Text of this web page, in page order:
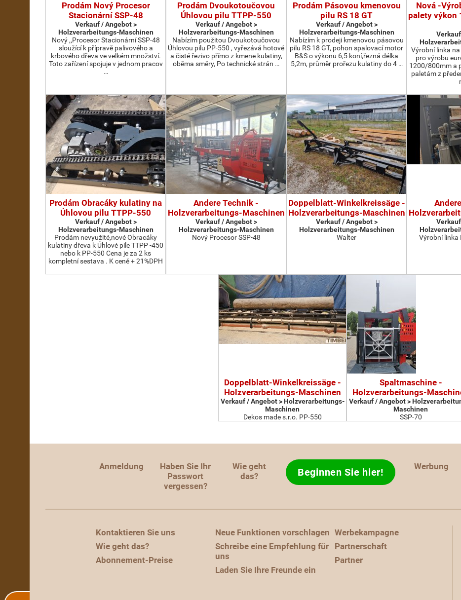
Prodám Nový Procesor
Stacionární SSP-48
Verkauf / Angebot >
Holzverarbeitungs-Maschinen
Nový ,,Procesor Stacionární SSP-48
sloužící k přípravě palivového a
krbového dřeva ve velkém množství.
Toto zařízení spojuje v jednom pracov
…
Prodám Dvoukotoučovou
Úhlovou pilu TTPP-550
Verkauf / Angebot >
Holzverarbeitungs-Maschinen
Nabízím použitou Dvoukotoučovou
Úhlovou pilu PP-550 , vyřezává hotové
a čisté řezivo přímo z kmene kulatiny,
oběma směry, Po technické strán …
Prodám Pásovou kmenovou
pilu RS 18 GT
Verkauf / Angebot >
Holzverarbeitungs-Maschinen
Nabízím k prodeji kmenovou pásovou
pilu RS 18 GT, pohon spalovací motor
B&S o výkonu 6,5 koní,řezná délka
5,2m, průměr prořezu kulatiny do 4 …
Nová -
palety výkon
Výrobní linka
pro výrobu
1200/800mm a
paletám z
Prodám Obracáky kulatiny na
Úhlovou pilu TTPP-550
Verkauf / Angebot >
Holzverarbeitungs-Maschinen
Prodám nevyužité,nové Obracáky
kulatiny dřeva k Úhlové pile TTPP -450
nebo k PP-550 Cena je za 2 ks
kompletní sestava . K ceně + 21%DPH
Andere Technik -
Holzverarbeitungs-Maschinen
Verkauf / Angebot >
Holzverarbeitungs-Maschinen
Nový Procesor SSP-48
Doppelblatt-Winkelkreissäge -
Holzverarbeitungs-Maschinen
Verkauf / Angebot >
Holzverarbeitungs-Maschinen
Walter
Výrobní linka
Doppelblatt-Winkelkreissäge -
Holzverarbeitungs-Maschinen
Verkauf / Angebot > Holzverarbeitungs-
Maschinen
Dekos made s.r.o. PP-550
Spaltmaschine -
Holzverarbeitungs-
Verkauf / Angebot >
Maschinen
SSP-70
Anmeldung
Haben Sie Ihr
Passwort
vergessen?
Wie geht
das?
Beginnen Sie hier! Werbung
Kontaktieren Sie uns
Wie geht das?
Abonnement-Preise
Neue Funktionen vorschlagen
Schreibe eine Empfehlung für
uns
Laden Sie Ihre Freunde ein
Werbekampagne
Partnerschaft
Partner